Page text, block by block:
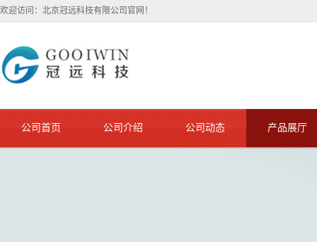
欢迎访问：北京冠远科技有限公司官网！
公司首页 公司介绍 公司动态 产品展厅